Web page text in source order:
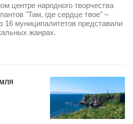
центре народного творчества
"Там, где сердце твое" –
16 муниципалитетов представили
жанрах.